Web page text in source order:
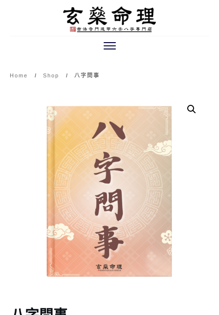
Home / Shop / 八字問事